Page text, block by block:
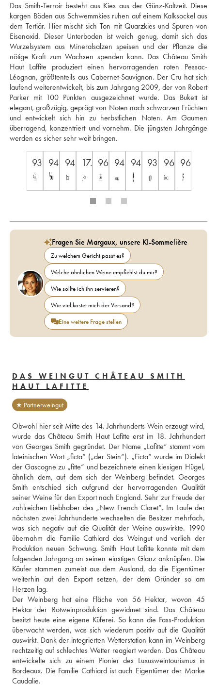
Das Smith-Terroir besteht aus Kies aus der Günz-Kaltzeit. Diese
kargen Böden aus Schwemmkies ruhen auf einem Kalksockel aus
dem Tertiär. Hier mischt sich Ton mit Quarzkies und Spuren von
Eisenoxid. Dieser Unterboden ist weich genug, damit sich das
Wurzelsystem aus Mineralsalzen speisen und der Pflanze die
nötige Kraft zum Wachsen spenden kann. Das Château Smith
Haut Laffite produziert einen hervorragenden roten Pessac-
Léognan, größtenteils aus Cabernet-Sauvignon. Der Cru hat sich
laufend weiterentwickelt, bis zum Jahrgang 2009, der von Robert
Parker mit 100 Punkten ausgezeichnet wurde. Das Bukett ist
elegant, großzügig, geprägt von Noten nach schwarzen Früchten
und entwickelt sich hin zu herbstlichen Noten. Am Gaumen
überragend, konzentriert und vornehm. Die jüngsten Jahrgänge
werden es sicher sehr weit bringen.
93 94 94 17.5 96 94 94 93 96 96
Fragen Sie Margaux, unsere KI-Sommelière
Zu welchem Gericht passt es?
Welche ähnlichen Weine empfiehlst du mir?
Wie sollte ich ihn servieren?
Wie viel kostet mich der Versand?
Eine weitere Frage stellen
DAS WEINGUT CHÂTEAU SMITH
HAUT LAFITTE
★ Partnerweingut
Obwohl hier seit Mitte des 14. Jahrhunderts Wein erzeugt wird,
wurde das Château Smith Haut Lafitte erst im 18. Jahrhundert
von Georges Smith gegründet. Der Name „Lafitte“ stammt vom
lateinischen Wort „ficta“ („der Stein“). „Ficta“ wurde im Dialekt
der Gascogne zu „fitte“ und bezeichnete einen kiesigen Hügel,
ähnlich dem, auf dem sich der Weinberg befindet. Georges
Smith entschied sich aufgrund der hervorragenden Qualität
seiner Weine für den Export nach England. Sehr zur Freude der
zahlreichen Liebhaber des „New French Claret“. Im Laufe der
nächsten zwei Jahrhunderte wechselten die Besitzer mehrfach,
was sich negativ auf die Qualität der Weine auswirkte. 1990
übernahm die Familie Cathiard das Weingut und verlieh der
Produktion neuen Schwung. Smith Haut Lafitte konnte mit dem
folgenden Jahrgang an seinen einstigen Glanz anknüpfen. Die
Käufer stammen zumeist aus dem Ausland, da die Eigentümer
weiterhin auf den Export setzen, der dem Gründer so am
Herzen lag.
Der Weinberg hat eine Fläche von 56 Hektar, wovon 45
Hektar der Rotweinproduktion gewidmet sind. Das Château
besitzt heute eine eigene Küferei. So kann die Fass-Produktion
überwacht werden, was sich wiederum positiv auf die Qualität
auswirkt. Dank der integrierten Wetterstation kann im Weinberg
rechtzeitig auf schlechtes Wetter reagiert werden. Das Château
entwickelte sich zu einem Pionier des Luxusweintourismus in
Bordeaux. Die Familie Cathiard ist auch Eigentümer der Marke
Caudalie.